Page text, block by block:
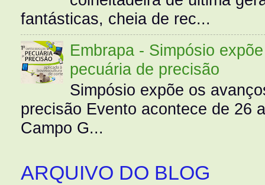
fantásticas, cheia de rec...
Embrapa - Simpósio
pecuária de precisão
Simpósio expõe os
precisão Evento acontece de 26
Campo G...
ARQUIVO DO BLOG